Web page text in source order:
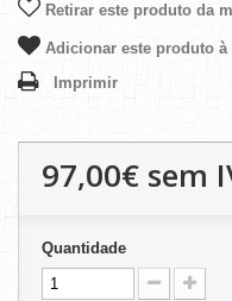
Retirar este produto da
Adicionar este produto
Imprimir
97,00€ sem
Quantidade